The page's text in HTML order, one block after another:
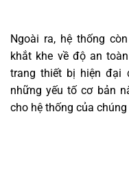
Ngoài ra, hệ thống
khắt khe về độ an
trang thiết bị hiện đại
những yếu tố cơ bản
cho hệ thống của chúng